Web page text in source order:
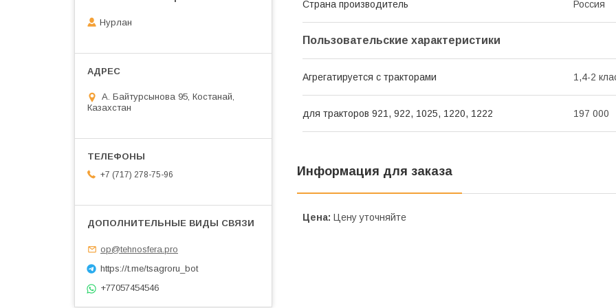
Страна производитель Россия
Пользовательские характеристики
Агрегатируется с тракторами 1,4-2
для тракторов 921, 922, 1025, 1220, 1222 197 000
Информация для заказа
Цена: Цену уточняйте
Нурлан
А. Байтурсынова 95, Костанай,
Казахстан
+7 (717) 278-75-96
op@tehnosfera.pro
https://t.me/tsagroru_bot
+77057454546